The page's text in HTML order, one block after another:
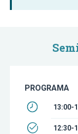
PROGRAMA
13:00-
12:30-